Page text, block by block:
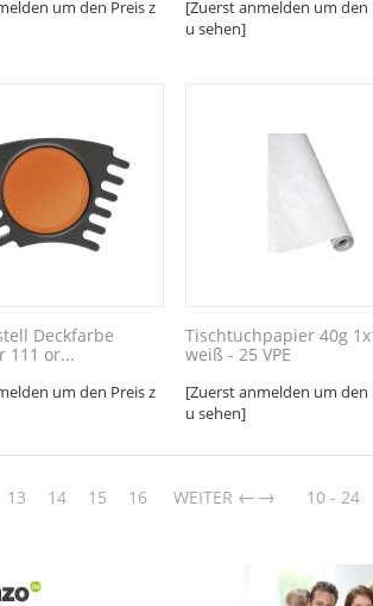
um den Preis z
[Zuerst anmelden um den
u sehen]
Deckfarbe
111 or...
um den Preis z
Tischtuchpapier 40g
weiß - 25 VPE
[Zuerst anmelden um den
u sehen]
13 14 15 16 WEITER → 10 - 24